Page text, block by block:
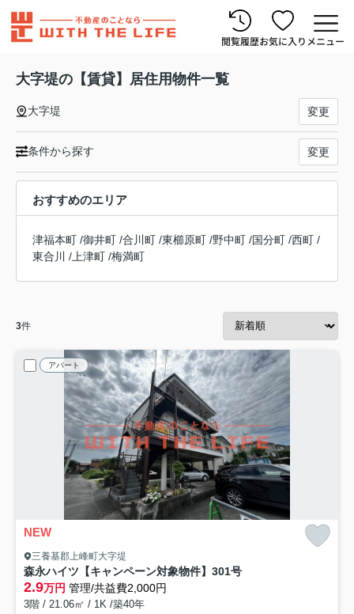
閲覧履歴お気に入り メニュー
大字堤の【賃貸】居住用物件一覧
大字堤 変更
条件から探す 変更
おすすめのエリア
津福本町 /御井町 /合川町 /東櫛原町 /野中町 /国分町 /西町 /
東合川
/ 上津町 /梅満町
3件
アパート
NEW
三養基郡上峰町大字堤
森永ハイツ【キャンペーン対象物件】 301号
2.9万円 管理/共益費2,000円
3階 / 21.06㎡ / 1K /築40年